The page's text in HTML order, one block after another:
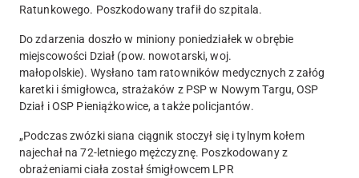
Ratunkowego. Poszkodowany trafił do szpitala.
Do zdarzenia doszło w miniony poniedziałek w obrębie
miejscowości Dział (pow. nowotarski, woj.
małopolskie). Wysłano tam ratowników medycznych z załóg
karetki i śmigłowca, strażaków z PSP w Nowym Targu, OSP
Dział i OSP Pieniążkowice, a także policjantów.
„Podczas zwózki siana ciągnik stoczył się i tylnym kołem
najechał na 72-letniego mężczyznę. Poszkodowany z
obrażeniami ciała został śmigłowcem LPR